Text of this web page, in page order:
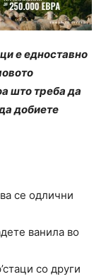
е едноставно
што треба да
добиете
се одлични
ванила во
со други